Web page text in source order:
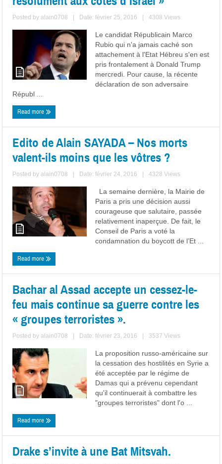
Posted byalain0708 Date: février 25, 2016 4308 Views
Le candidat Républicain Marco
Rubio qui n'a jamais caché son
attachement à l'Etat Hébreu s'en est
pris frontalement à Donald Trump
mercredi. Pour cause, la récente
déclaration de son adversaire
Républ ...
Read more
Edito de Alain SAYADA – Nos morts
valent-ils moins que les vôtres ?
Posted byalain0708 Date: février 24, 2016 4328 Views
La semaine dernière, la Mairie de
Paris a pris une décision aussi
courageuse que salutaire, passée
relativement inaperçue. De fait, le
Conseil de Paris a voté la
condamnation du boycott de l’Et ...
Read more
Bachar al Assad accepte un cessez-le-
feu mais continue sa guerre contre les
« groupes terroristes ».
Posted byalain0708 Date: février 23, 2016 3537 Views
La proposition russo-américaine sur
la cessation des hostilités en Syrie a
été acceptée par le régime de
Damas qui a prévenu cependant
qu'il continuerait à combattre les
"groupes terroristes" dont l'o ...
Read more
Drake s’invite à une Bat Mitsvah.